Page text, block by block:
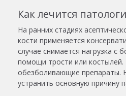
Как лечится
На ранних стадиях
кости применяется
случае снимается нагрузка с
помощи трости или костылей.
обезболивающие препараты.
устранить основную причину